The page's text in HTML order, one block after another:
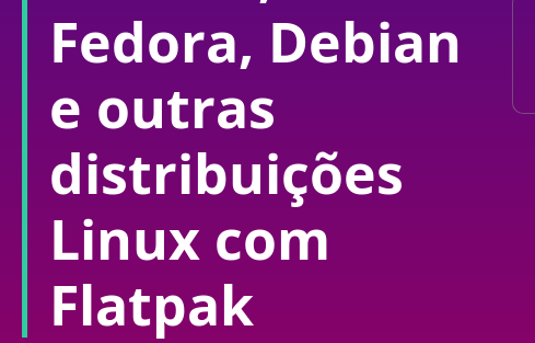
Fedora, Debian
e outras
distribuições
Linux com
Flatpak